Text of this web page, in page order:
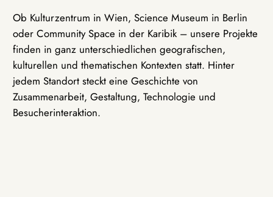
Ob Kulturzentrum in Wien, Science Museum in Berlin
oder Community Space in der Karibik – unsere Projekte
finden in ganz unterschiedlichen geografischen,
kulturellen und thematischen Kontexten statt. Hinter
jedem Standort steckt eine Geschichte von
Zusammenarbeit, Gestaltung, Technologie und
Besucherinteraktion.